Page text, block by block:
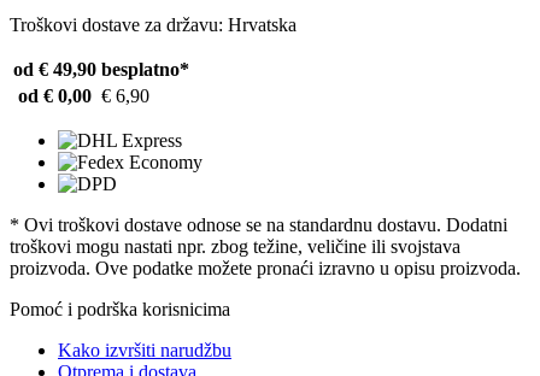
Troškovi dostave za državu: Hrvatska
od € 49,90 besplatno*
od € 0,00 € 6,90
* Ovi troškovi dostave odnose se na standardnu ​​dostavu. Dodatni
troškovi mogu nastati npr. zbog težine, veličine ili svojstava
proizvoda. Ove podatke možete pronaći izravno u opisu proizvoda.
Pomoć i podrška korisnicima
Kako izvršiti narudžbu
Otprema i dostava